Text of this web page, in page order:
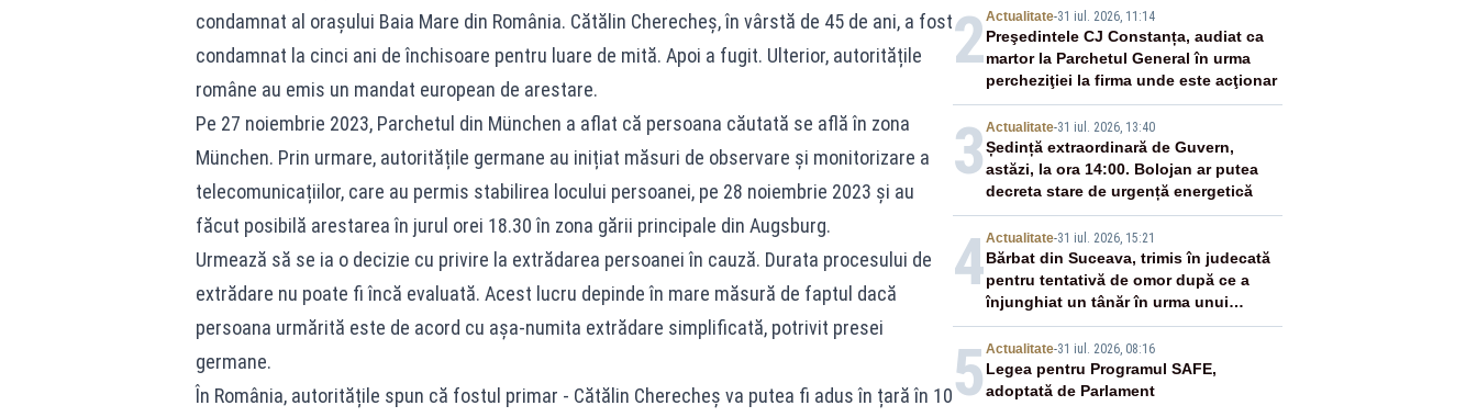
condamnat al orașului Baia Mare din România. Cătălin Cherecheș, în vârstă de 45 de ani, a fost
condamnat la cinci ani de închisoare pentru luare de mită. Apoi a fugit. Ulterior, autoritățile
române au emis un mandat european de arestare.
Pe 27 noiembrie 2023, Parchetul din München a aflat că persoana căutată se află în zona
München. Prin urmare, autoritățile germane au inițiat măsuri de observare și monitorizare a
telecomunicațiilor, care au permis stabilirea locului persoanei, pe 28 noiembrie 2023 și au
făcut posibilă arestarea în jurul orei 18.30 în zona gării principale din Augsburg.
Urmează să se ia o decizie cu privire la extrădarea persoanei în cauză. Durata procesului de
extrădare nu poate fi încă evaluată. Acest lucru depinde în mare măsură de faptul dacă
persoana urmărită este de acord cu așa-numita extrădare simplificată, potrivit presei
germane.
În România, autoritățile spun că fostul primar - Cătălin Cherecheș va putea fi adus în țară în 10
2Actualitate-31 iul. 2026, 11:14
Preşedintele CJ Constanța, audiat ca
martor la Parchetul General în urma
percheziţiei la firma unde este acţionar
3 Actualitate-31 iul. 2026, 13:40
Ședință extraordinară de Guvern,
astăzi, la ora 14:00. Bolojan ar putea
decreta stare de urgență energetică
4Actualitate-31 iul. 2026, 15:21
Bărbat din Suceava, trimis în judecată
pentru tentativă de omor după ce a
înjunghiat un tânăr în urma unui
conflict izbucnit
5 Actualitate-31 iul. 2026, 08:16
Legea pentru Programul SAFE,
adoptată de Parlament